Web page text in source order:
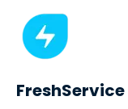
FreshService